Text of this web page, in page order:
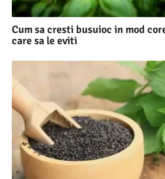
Cum sa cresti busuioc in mod
care sa le eviti